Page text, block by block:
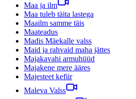
Maa ja ilm
Maa tuleb täita lastega
Maailm samme täis
Maateadus
Madis Mäekalle valss
Maid ja rahvaid maha jättes
Majakavahi armuhüüd
Majakene mere ääres
Majesteet kefiir
Maleva Valss